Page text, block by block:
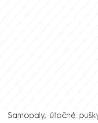
Samopaly, útočné